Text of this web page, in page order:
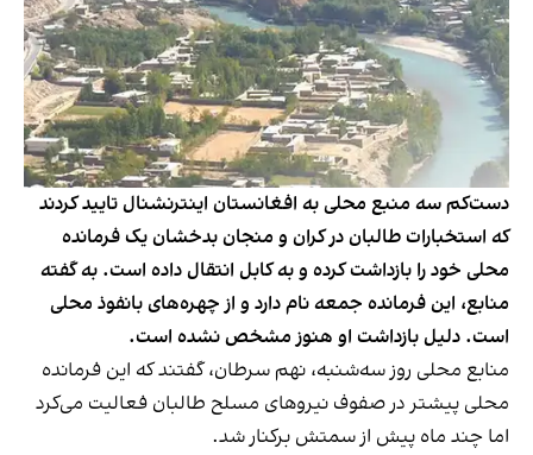
دست‌کم سه منبع محلی به افغانستان اینترنشنال تایید کردند
که استخبارات طالبان در کران و منجان بدخشان یک فرمانده
محلی خود را بازداشت کرده و به کابل انتقال داده است. به گفته
منابع، این فرمانده جمعه نام دارد و از چهره‌های بانفوذ محلی
است. دلیل بازداشت او هنوز مشخص نشده است.
منابع محلی روز سه‌شنبه، نهم سرطان، گفتند که این فرمانده
محلی پیشتر در صفوف نیروهای مسلح طالبان فعالیت می‌کرد
اما چند ماه پیش از سمتش برکنار شد.